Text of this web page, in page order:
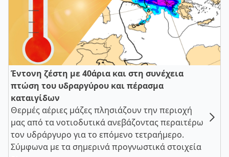
Έντονη ζέστη με 40άρια και στη συνέχεια
πτώση του υδραργύρου και πέρασμα
καταιγίδων
Θερμές αέριες μάζες πλησιάζουν την περιοχή
μας από τα νοτιοδυτικά ανεβάζοντας περαιτέρω
τον υδράργυρο για το επόμενο τετραήμερο.
Σύμφωνα με τα σημερινά προγνωστικά στοιχεία